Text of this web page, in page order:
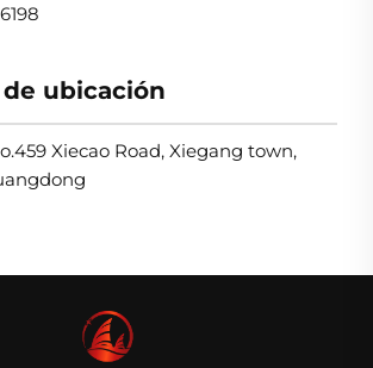
ubicación
Xiecao Road, Xiegang town,